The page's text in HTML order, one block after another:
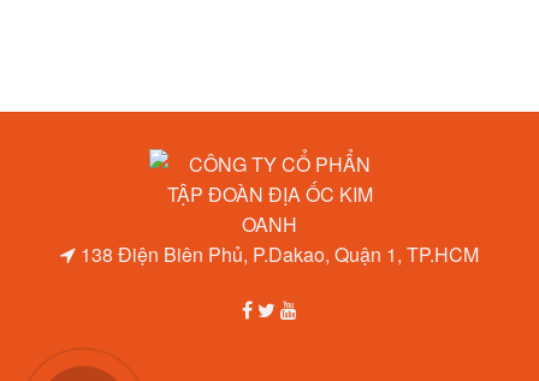
138 Điện Biên Phủ, P.Dakao, Quận 1, TP.HCM